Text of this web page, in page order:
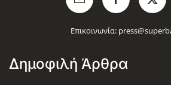
Επικοινωνία:
Δημοφιλή Άρθρα